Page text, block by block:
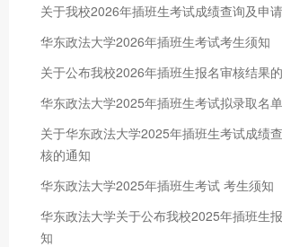
关于我校2026年插班生考试成绩查询及申
华东政法大学2026年插班生考试考生须知
关于公布我校2026年插班生报名审核结果
华东政法大学2025年插班生考试拟录取名
关于华东政法大学2025年插班生考试成绩
核的通知
华东政法大学2025年插班生考试 考生须知
华东政法大学关于公布我校2025年插班生
知